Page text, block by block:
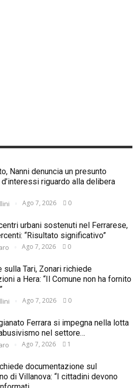
Nanni denuncia un presunto
riguardo alla delibera
Ago 7, 2026 0
urbani sostenuti nel Ferrarese,
“Risultato significativo”
Ago 7, 2026 0
sulla Tari, Zonari richiede
a Hera: “Il Comune non ha fornito
Ago 7, 2026 0
Ferrara si impegna nella lotta
nel settore…
Ago 7, 2026 1
documentazione sul
di Villanova: “I cittadini devono